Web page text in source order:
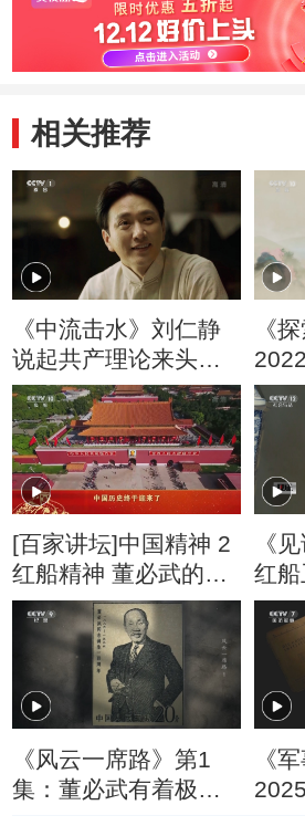
嘉兴？
相关推荐
《中流击水》刘仁静
说起共产理论来头头
是道
《
（3
[百家讲坛]中国精神 2
红船精神 董必武的长
衫
《
红
追梦
《风云一席路》第1
集：董必武有着极为
《